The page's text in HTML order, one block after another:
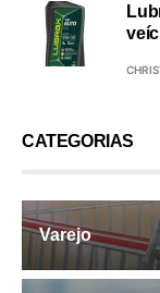
CATEGORIAS
Varejo